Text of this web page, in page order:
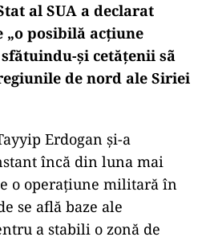
al SUA a declarat
„o posibilă acţiune
şi cetăţenii sã
de nord ale Siriei
Erdogan şi-a
încă din luna mai
o operaţiune militară în
se află baze ale
a stabili o zonă de